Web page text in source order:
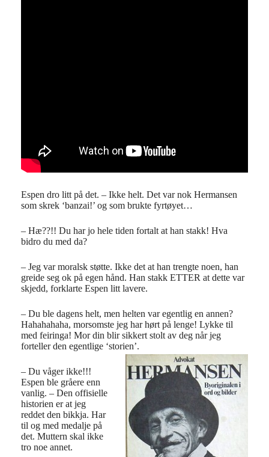
Espen dro litt på det. – Ikke helt. Det var nok Hermansen
som skrek ‘banzai!’ og som brukte fyrtøyet…
– Hæ??!! Du har jo hele tiden fortalt at han stakk! Hva
bidro du med da?
– Jeg var moralsk støtte. Ikke det at han trengte noen, han
greide seg ok på egen hånd. Han stakk ETTER at dette var
skjedd, forklarte Espen litt lavere.
– Du ble dagens helt, men helten var egentlig en annen?
Hahahahaha, morsomste jeg har hørt på lenge! Lykke til
med feiringa! Mor din blir sikkert stolt av deg når jeg
forteller den egentlige ‘storien’.
– Du våger ikke!!!
Espen ble gråere enn
vanlig. – Den offisielle
historien er at jeg
reddet den bikkja. Har
til og med medalje på
det. Muttern skal ikke
tro noe annet.